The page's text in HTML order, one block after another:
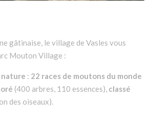
gâtinaise, le village de Vasles vous
Mouton Village :
nature : 22 races de moutons du monde
(400 arbres, 110 essences), classé
des oiseaux).